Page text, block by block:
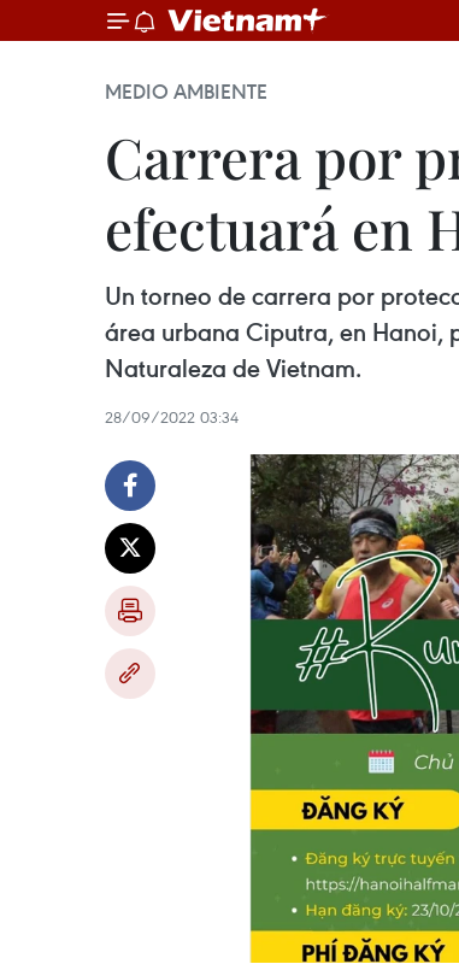
MEDIO AMBIENTE
Carrera por
efectuará en
Un torneo de carrera por
área urbana Ciputra, en Hanoi,
Naturaleza de Vietnam.
28/09/2022 03:34